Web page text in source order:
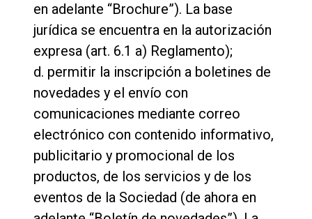
en adelante “Brochure”). La base
jurídica se encuentra en la autorización
expresa (art. 6.1 a) Reglamento);
d. permitir la inscripción a boletines de
novedades y el envío con
comunicaciones mediante correo
electrónico con contenido informativo,
publicitario y promocional de los
productos, de los servicios y de los
eventos de la Sociedad (de ahora en
Todos